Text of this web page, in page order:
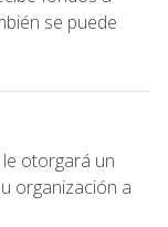
se puede
otorgará un
organización a